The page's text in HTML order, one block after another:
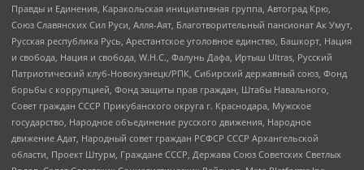
Правды и Единения, Каракольская инициативная группа, Автоград Крю,
Союз Славянских Сил Руси, Алля-Аят, Благотворительный пансионат Ак Умут,
Русская республика Русь, Арестантское уголовное единство, Башкорт, Нация
и свобода, Нация и свобода, W.H.С., Фалунь Дафа, Иртыш Ultras, Русский
Патриотический клуб-Новокузнецк/РПК, Сибирский державный союз, Фонд
борьбы с коррупцией, Фонд защиты прав граждан, Штабы Навального,
Совет граждан СССР Прикубанского округа г. Краснодара, Мужское
государство, Народное объединение русского движения, Народное
движение Адат, Народный совет граждан РСФСР СССР Архангельской
области, Проект Штурм, Граждане СССР, Держава Союз Советских Светлых